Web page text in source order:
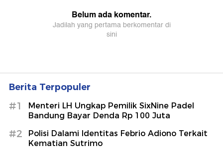
Berita Terpopuler
#1
Menteri LH Ungkap Pemilik SixNine Padel
Bandung Bayar Denda Rp 100 Juta
#2
Polisi Dalami Identitas Febrio Adiono Terkait
Kematian Sutrimo